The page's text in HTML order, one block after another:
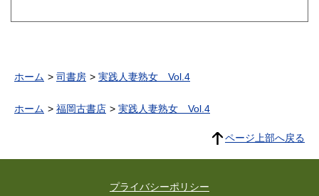
ホーム 司書房 実践人妻熟女 Vol.4
ホーム 福岡古書店 実践人妻熟女 Vol.4
ページ上部へ戻る
プライバシーポリシー